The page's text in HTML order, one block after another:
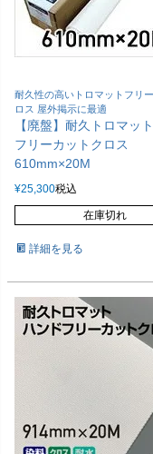
耐久性の高いトロマットフリ
ロス 屋外掲示に最適
【廃盤】耐久トロマッ
フリーカットクロス
610mm×20M
¥25,300税込
在庫切れ
詳細を見る